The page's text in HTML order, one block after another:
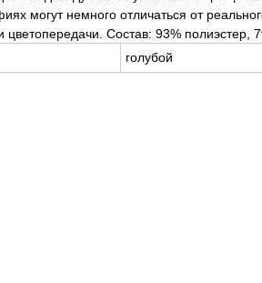
могут немного отличаться от
цветопередачи. Состав: 93% полиэстер,
голубой